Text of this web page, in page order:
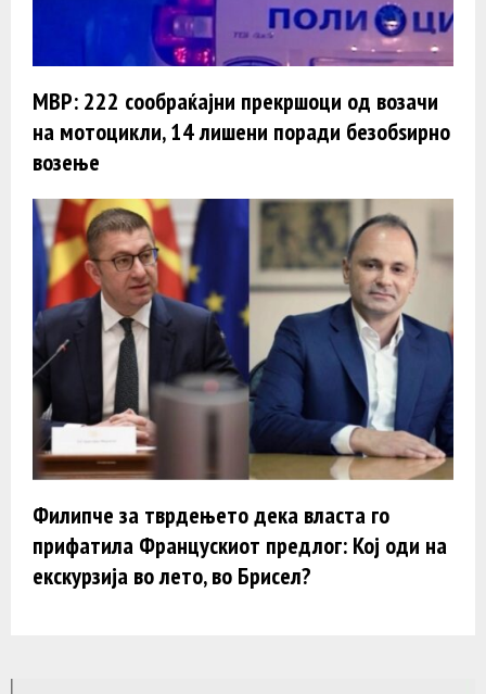
МВР: 222 сообраќајни прекршоци од возачи
на мотоцикли, 14 лишени поради безобѕирно
возење
Филипче за тврдењето дека власта го
прифатила Францускиот предлог: Кој оди на
екскурзија во лето, во Брисел?